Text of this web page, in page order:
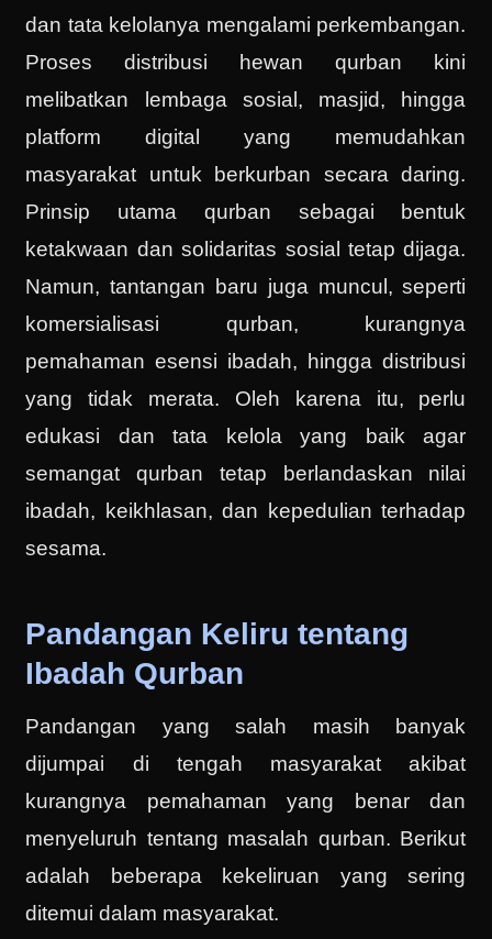
dan tata kelolanya mengalami perkembangan.
Proses distribusi hewan qurban kini
melibatkan lembaga sosial, masjid, hingga
platform digital yang memudahkan
masyarakat untuk berkurban secara daring.
Prinsip utama qurban sebagai bentuk
ketakwaan dan solidaritas sosial tetap dijaga.
Namun, tantangan baru juga muncul, seperti
komersialisasi qurban, kurangnya
pemahaman esensi ibadah, hingga distribusi
yang tidak merata. Oleh karena itu, perlu
edukasi dan tata kelola yang baik agar
semangat qurban tetap berlandaskan nilai
ibadah, keikhlasan, dan kepedulian terhadap
sesama.
Pandangan Keliru tentang
Ibadah Qurban
Pandangan yang salah masih banyak
dijumpai di tengah masyarakat akibat
kurangnya pemahaman yang benar dan
menyeluruh tentang masalah qurban. Berikut
adalah beberapa kekeliruan yang sering
ditemui dalam masyarakat.